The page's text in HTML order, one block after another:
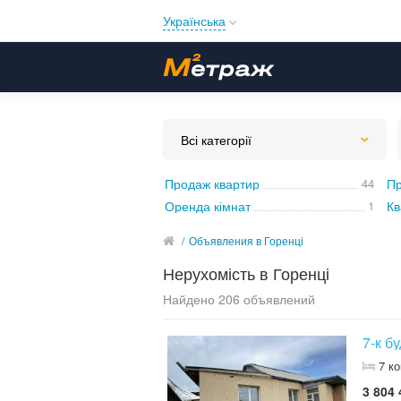
Українська
Українська
Всі категорії
Продаж квартир 44
Оренда кімнат 1
/ Объявления в Горенці
Нерухомість в Горенці
Найдено 206 объявлений
7-к
7
3 804